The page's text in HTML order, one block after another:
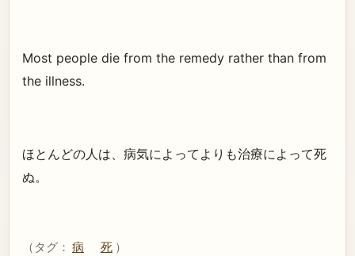
Most people die from the remedy rather than from
the illness.
ほとんどの人は、病気によってよりも治療によって死
ぬ。
（タグ： 病 死 ）